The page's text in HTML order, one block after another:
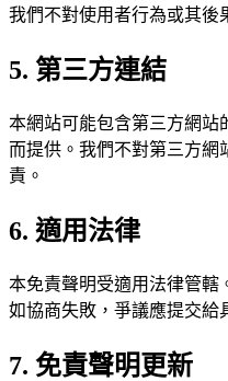
我們不對使用者行為或其後
5. 第三方連結
本網站可能包含第三方網站
而提供。我們不對第三方網
責。
6. 適用法律
本免責聲明受適用法律管轄
如協商失敗，爭議應提交給
7. 免責聲明更新